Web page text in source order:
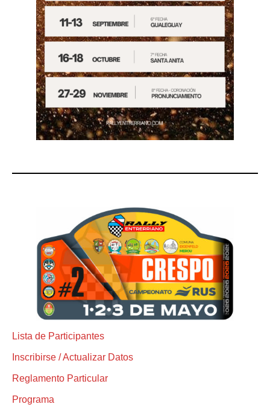
Lista de Participantes
Inscribirse / Actualizar Datos
Reglamento Particular
Programa